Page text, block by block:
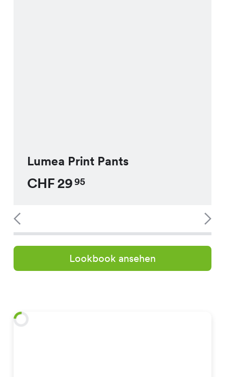
Lumea Print Pants
CHF2995
Lookbook ansehen